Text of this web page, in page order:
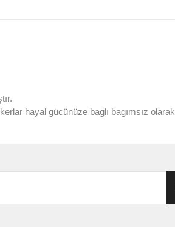
hayal gücünüze baglı bagımsız